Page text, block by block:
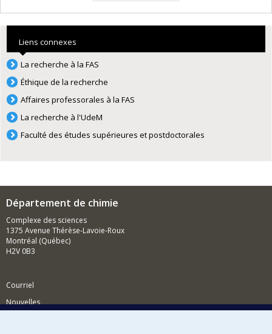
Liens connexes
La recherche à la FAS
Éthique de la recherche
Affaires professorales à la FAS
La recherche à l'UdeM
Faculté des études supérieures et postdoctorales
Département de chimie
Complexe des sciences
1375 Avenue Thérèse-Lavoie-Roux
Montréal (Québec)
H2V 0B3
Courriel
Nouvelles